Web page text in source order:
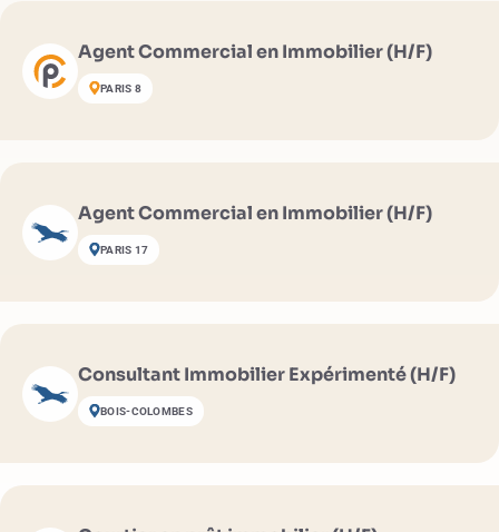
Agent Commercial en Immobilier (H/F)
PARIS 8
Agent Commercial en Immobilier (H/F)
PARIS 17
Consultant Immobilier Expérimenté (H/F)
BOIS-COLOMBES